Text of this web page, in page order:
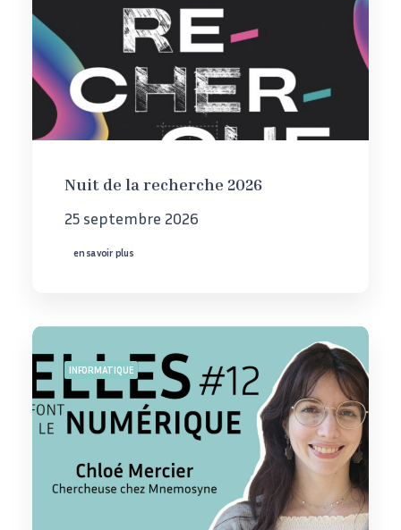
Nuit de la recherche 2026
25 septembre 2026
en savoir plus
INFORMATIQUE